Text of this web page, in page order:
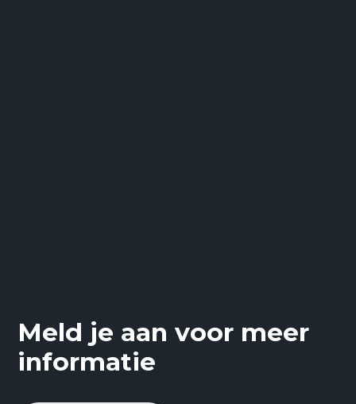
Meld je aan voor meer
informatie